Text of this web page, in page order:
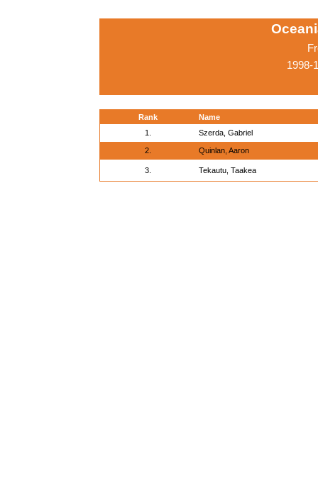
1998-
Rank
Name
1.
Szerda, Gabriel
2. Quinlan, Aaron
3. Tekautu, Taakea